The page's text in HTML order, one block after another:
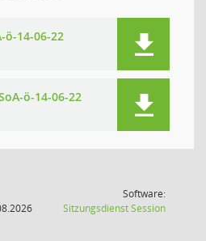
ö-14-06-22
ö-14-06-22
Software:
SitzungsdienstSession(Wird in